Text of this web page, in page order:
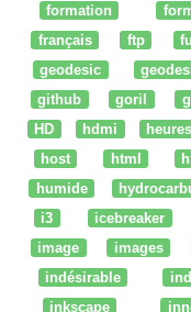
formation
français
ftp
geodesic
github
goril
HD
hdmi heures
host
html
humide
i3
icebreaker
image
images
indésirable
inkscape